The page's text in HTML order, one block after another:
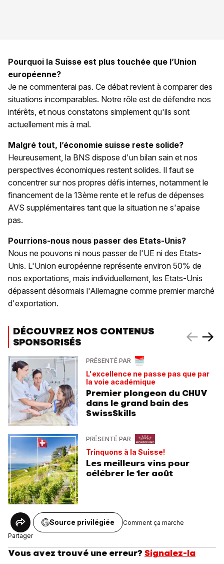
Pourquoi la Suisse est plus touchée que l’Union
européenne?
Je ne commenterai pas. Ce débat revient à comparer des
situations incomparables. Notre rôle est de défendre nos
intérêts, et nous constatons simplement qu'ils sont
actuellement mis à mal.
Malgré tout, l’économie suisse reste solide?
Heureusement, la BNS dispose d'un bilan sain et nos
perspectives économiques restent solides. Il faut se
concentrer sur nos propres défis internes, notamment le
financement de la 13ème rente et le refus de dépenses
AVS supplémentaires tant que la situation ne s'apaise
pas.
Pourrions-nous nous passer des Etats-Unis?
Nous ne pouvons ni nous passer de l'UE ni des Etats-
Unis. L'Union européenne représente environ 50% de
nos exportations, mais individuellement, les Etats-Unis
dépassent désormais l'Allemagne comme premier marché
d'exportation.
DÉCOUVREZ NOS CONTENUS
SPONSORISÉS
PRÉSENTÉ PAR
L'excellence ne passe pas que par
la voie académique
Premier plongeon du CHUV
dans le grand bain des
SwissSkills
PRÉSENTÉ PAR
Trinquons à la Suisse!
Les meilleurs vins pour
célébrer le 1er août
Partager
Source privilégiée Comment ça marche
Vous avez trouvé une erreur? Signalez-la